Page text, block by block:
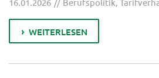
WEITERLESEN